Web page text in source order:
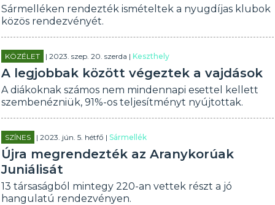
Sármelléken rendezték ismételtek a nyugdíjas klubok
közös rendezvényét.
KÖZÉLET | 2023. szep. 20. szerda |Keszthely
A legjobbak között végeztek a vajdások
A diákoknak számos nem mindennapi esettel kellett
szembenézniük, 91%-os teljesítményt nyújtottak.
SZÍNES | 2023. jún. 5. hétfő |Sármellék
Újra megrendezték az Aranykorúak
Juniálisát
13 társaságból mintegy 220-an vettek részt a jó
hangulatú rendezvényen.